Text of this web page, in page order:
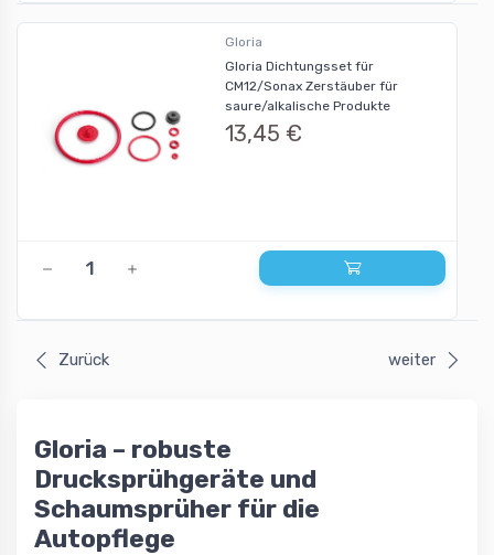
Gloria
Gloria Dichtungsset für
CM12/Sonax Zerstäuber für
saure/alkalische Produkte
13,45 €
Zurück weiter
Gloria – robuste
Drucksprühgeräte und
Schaumsprüher für die
Autopflege